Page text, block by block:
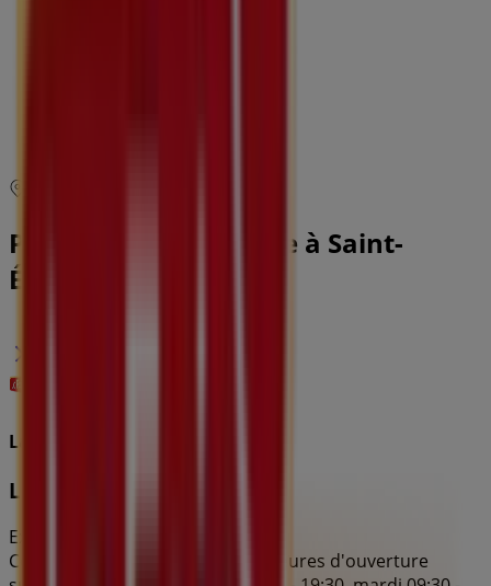
Promos La Foir'Fouille à Saint-
Étienne
La Foir'Fouille
Le spécialiste du plein air
Expire le 31/08
Ce magasin La Foir'Fouille a les heures d'ouverture